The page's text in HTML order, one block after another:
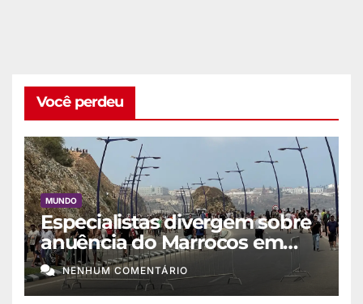
Você perdeu
MUNDO
Especialistas divergem sobre
anuência do Marrocos em
migração a Ceuta
NENHUM COMENTÁRIO